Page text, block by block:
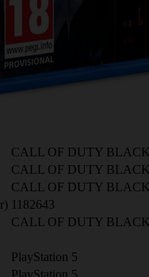
CALL OF DUTY
CALL OF DUTY
CALL OF DUTY
1182643
CALL OF DUTY
PlayStation 5
PlayStation 5